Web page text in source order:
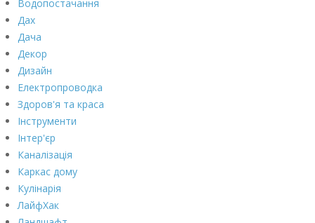
Водопостачання
Дах
Дача
Декор
Дизайн
Електропроводка
Здоров'я та краса
Інструменти
Інтер'єр
Каналізація
Каркас дому
Кулінарія
ЛайфХак